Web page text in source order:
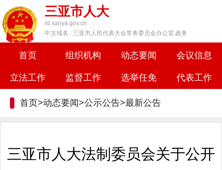
三亚市人大
rd.sanya.gov.cn
中文域名 : 三亚市人民代表大会常务委员会办公室.政务
首页 组织机构 动态要闻 会议信息
立法工作 监督工作 选举任免 代表工作
首页>动态要闻>公示公告>最新公告
三亚市人大法制委员会关于公开